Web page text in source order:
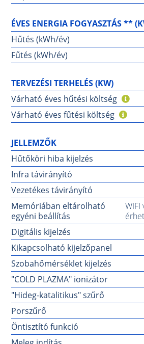
ÉVES ENERGIA FOGYASZTÁS **
Hűtés (kWh/év)
Fűtés (kWh/év)
TERVEZÉSI TERHELÉS (KW)
Várható éves hűtési költség
Várható éves fűtési költség
JELLEMZŐK
Hűtőköri hiba kijelzés
Infra távirányító
Vezetékes távirányító
Memóriában eltárolható
egyéni beállítás
WIFI
Digitális kijelzés
Kikapcsolható kijelzőpanel
Szobahőmérséklet kijelzés
"COLD PLAZMA" ionizátor
"Hideg-katalitikus" szűrő
Porszűrő
Öntisztító funkció